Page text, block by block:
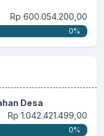
Rp 600.054.200,00
0%
Desa
Rp 1.042.421.499,00
0%